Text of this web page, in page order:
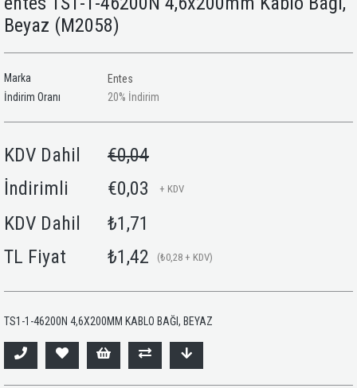
Beyaz (M2058)
Marka
Entes
İndirim Oranı
%
20 İndirim
KDV Dahil
€0,04
İndirimli
€0,03 + KDV
KDV Dahil
₺1,71
TL Fiyat
₺1,42 (₺0,28 + KDV)
TS1-1-46200N 4,6X200MM KABLO BAĞI, BEYAZ